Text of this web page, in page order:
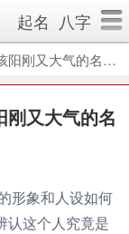
起名 八字
字大全2023属兔的男孩子
又大气的名
形象和人设如何
认这个人究竟是